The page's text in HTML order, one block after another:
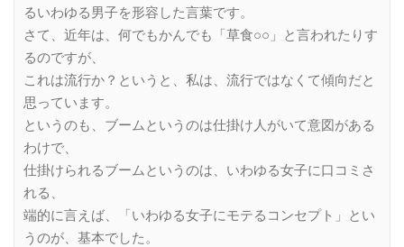
るいわゆる男子を形容した言葉です。
さて、近年は、何でもかんでも「草食○○」と言われたりす
るのですが、
これは流行か？というと、私は、流行ではなくて傾向だと
思っています。
というのも、ブームというのは仕掛け人がいて意図がある
わけで、
仕掛けられるブームというのは、いわゆる女子に口コミさ
れる、
端的に言えば、「いわゆる女子にモテるコンセプト」とい
うのが、基本でした。